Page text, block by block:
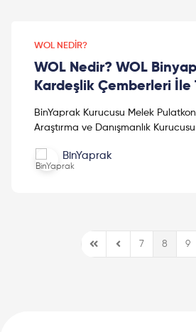
WOL NEDIR?
WOL Nedir? WOL
Kardeşlik Çemberleri İle
BinYaprak Kurucusu Melek
Araştırma ve Danışmanlık
Kız Karde...BinYaprak
First PagePrevious Page
7 8 9